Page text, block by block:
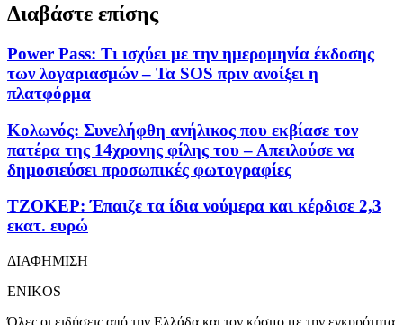
Διαβάστε επίσης
Power Pass: Τι ισχύει με την ημερομηνία έκδοσης
των λογαριασμών – Τα SOS πριν ανοίξει η
πλατφόρμα
Κολωνός: Συνελήφθη ανήλικος που εκβίασε τον
πατέρα της 14χρονης φίλης του – Απειλούσε να
δημοσιεύσει προσωπικές φωτογραφίες
ΤΖΟΚΕΡ: Έπαιζε τα ίδια νούμερα και κέρδισε 2,3
εκατ. ευρώ
ΔΙΑΦΗΜΙΣΗ
ENIKOS
Όλες οι ειδήσεις από την Ελλάδα και τον κόσμο με την εγκυρότητα